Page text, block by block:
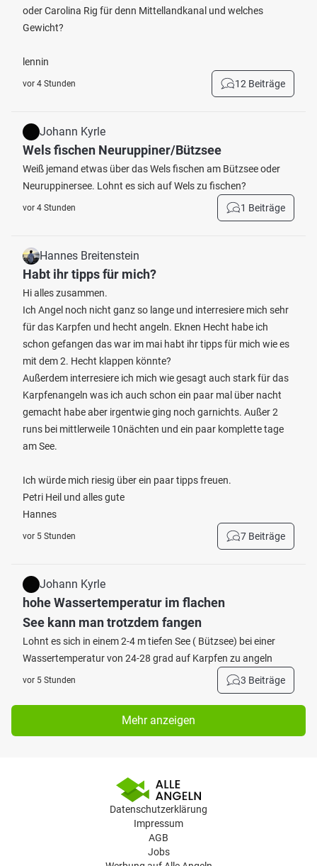
oder Carolina Rig für denn Mittellandkanal und welches
Gewicht?
lennin
vor 4 Stunden 12 Beiträge
Johann Kyrle
Wels fischen Neuruppiner/Bützsee
Weiß jemand etwas über das Wels fischen am Bützsee oder
Neuruppinersee. Lohnt es sich auf Wels zu fischen?
vor 4 Stunden 1 Beiträge
Hannes Breitenstein
Habt ihr tipps für mich?
Hi alles zusammen.
Ich Angel noch nicht ganz so lange und interresiere mich sehr
für das Karpfen und hecht angeln. Eknen Hecht habe ich
schon gefangen das war im mai habt ihr tipps für mich wie es
mit dem 2. Hecht klappen könnte?
Außerdem interresiere ich mich wie gesagt auch stark für das
Karpfenangeln was ich auch schon ein paar mal über nacht
gemacht habe aber irgentwie ging noch garnichts. Außer 2
runs bei mittlerweile 10nächten und ein paar komplette tage
am See.
Ich würde mich riesig über ein paar tipps freuen.
Petri Heil und alles gute
Hannes
vor 5 Stunden 7 Beiträge
Johann Kyrle
hohe Wassertemperatur im flachen
See kann man trotzdem fangen
Lohnt es sich in einem 2-4 m tiefen See ( Bützsee) bei einer
Wassertemperatur von 24-28 grad auf Karpfen zu angeln
vor 5 Stunden 3 Beiträge
Mehr anzeigen
Datenschutzerklärung
Impressum
AGB
Jobs